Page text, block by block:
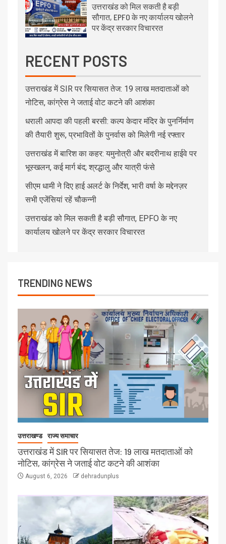
उत्तराखंड को मिल सकती है बड़ी
सौगात, EPFO के नए कार्यालय खोलने
पर केंद्र सरकार विचाररत
RECENT POSTS
उत्तराखंड में SIR पर सियासत तेज: 19 लाख मतदाताओं को
नोटिस, कांग्रेस ने जताई वोट कटने की आशंका
धराली आपदा की पहली बरसी: कल्प केदार मंदिर के पुनर्निर्माण
की तैयारी शुरू, प्रभावितों के पुनर्वास को मिलेगी नई रफ्तार
उत्तराखंड में बारिश का कहर: यमुनोत्री और बदरीनाथ हाईवे पर
भूस्खलन, कई मार्ग बंद; श्रद्धालु और यात्री फंसे
सीएम धामी ने दिए हाई अलर्ट के निर्देश, भारी वर्षा के मद्देनज़र
सभी एजेंसियां रहें चौकन्नी
उत्तराखंड को मिल सकती है बड़ी सौगात, EPFO के नए
कार्यालय खोलने पर केंद्र सरकार विचाररत
TRENDING NEWS
उत्तराखण्ड राज्य समाचार
उत्तराखंड में SIR पर सियासत तेज: 19 लाख मतदाताओं को
नोटिस, कांग्रेस ने जताई वोट कटने की आशंका
August 6, 2026 dehradunplus